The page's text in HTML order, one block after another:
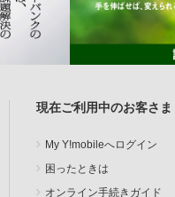
現在ご利用中のお客さま
My Y!mobileへログイン
困ったときは
オンライン手続きガイド